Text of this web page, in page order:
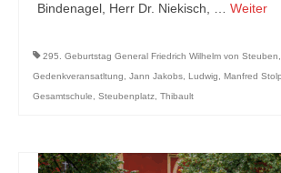
Bindenagel, Herr Dr. Niekisch, … Weiter
295. Geburtstag General Friedrich Wilhelm von Steuben
Gedenkveransatltung
Jann Jakobs Ludwig Manfred
Gesamtschule
Steubenplatz Thibault